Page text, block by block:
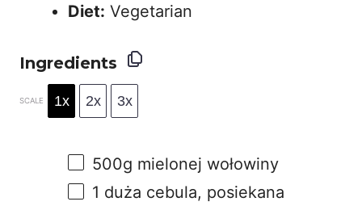
Diet: Vegetarian
Ingredients
SCALE 1x 2x 3x
500g mielonej wołowiny
1 duża cebula, posiekana